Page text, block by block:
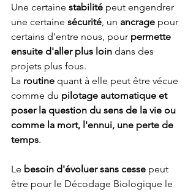
Une certaine stabilité peut engendrer
une certaine sécurité, un ancrage pour
certains d'entre nous, pour permette
ensuite d'aller plus loin dans des
projets plus fous.
La routine quant à elle peut être vécue
comme du pilotage automatique et
poser la question du sens de la vie ou
comme la mort, l'ennui, une perte de
temps.
Le besoin d'évoluer sans cesse peut
être pour le Décodage Biologique le